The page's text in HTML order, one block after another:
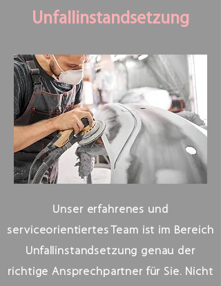
Unfallinstandsetzung
Unser erfahrenes und
serviceorientiertes Team ist im Bereich
Unfallinstandsetzung genau der
richtige Ansprechpartner für Sie. Nicht